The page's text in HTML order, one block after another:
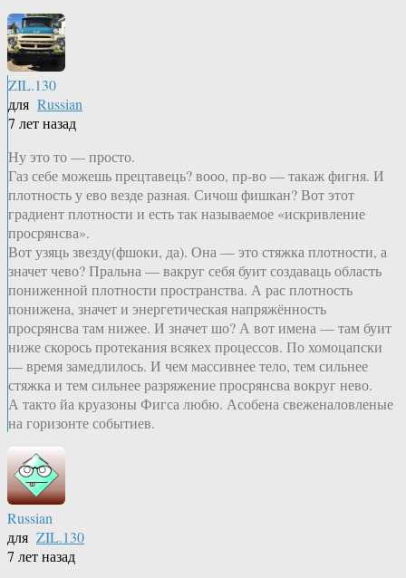
ZIL.130
для Russian
7 лет назад
Ну это то — просто.
Газ себе можешь прецтавець? вооо, пр-во — такаж фигня. И
плотность у ево везде разная. Сичош фишкан? Вот этот
градиент плотности и есть так называемое «искривление
просрянсва».
Вот узяць звезду(фшоки, да). Она — это стяжка плотности, а
значет чево? Пральна — вакруг себя буит создаваць область
пониженной плотности пространства. А рас плотность
понижена, значет и энергетическая напряжённость
просрянсва там нижее. И значет шо? А вот имена — там буит
ниже скорось протекания всякех процессов. По хомоцапски
— время замедлилось. И чем массивнее тело, тем сильнее
стяжка и тем сильнее разряжение просрянсва вокруг нево.
А такто йа круазоны Фигса любю. Асобена свеженаловленые
на горизонте событиев.
Russian
для ZIL.130
7 лет назад